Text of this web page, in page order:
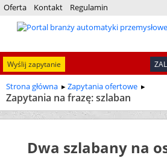
Oferta Kontakt Regulamin
Wyślij zapytanie
Strona główna Zapytania ofertowe
Zapytania na frazę: szlaban
Dwa szlabany na